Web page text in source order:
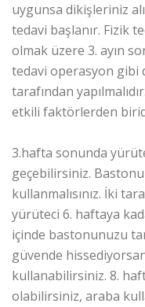
uygunsa dikişleriniz
tedavi başlanır. Fizik
olmak üzere 3. ayın
tedavi operasyon gibi
tarafından
etkili faktörlerden
3.hafta sonunda
geçebilirsiniz. Bastonu
kullanmalısınız. İki
yürüteci 6. haftaya
içinde bastonunuzu
güvende
kullanabilirsiniz. 8.
olabilirsiniz, araba